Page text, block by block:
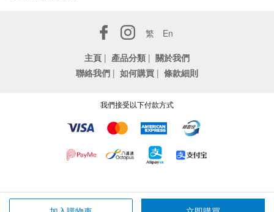
繁
En
主頁 | 產品分類 | 關於我們
聯絡我們 | 如何購買 | 條款細則
我們接受以下付款方式